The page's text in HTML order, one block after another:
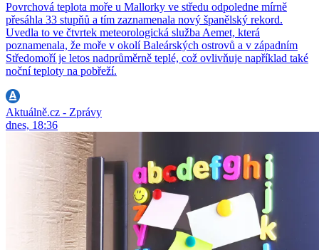
Povrchová teplota moře u Mallorky ve středu odpoledne mírně
přesáhla 33 stupňů a tím zaznamenala nový španělský rekord.
Uvedla to ve čtvrtek meteorologická služba Aemet, která
poznamenala, že moře v okolí Baleárských ostrovů a v západním
Středomoří je letos nadprůměrně teplé, což ovlivňuje například také
noční teploty na pobřeží.
Aktuálně.cz - Zprávy
dnes, 18:36